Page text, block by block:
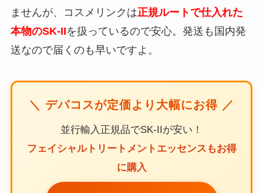
ませんが、コスメリンクは正規ルートで仕入れた
本物のSK-IIを扱っているので安心。発送も国内発
送なので届くのも早いですよ。
＼ デパコスが定価より大幅にお得 ／
並行輸入正規品でSK-IIが安い！
フェイシャルトリートメントエッセンスもお得
に購入